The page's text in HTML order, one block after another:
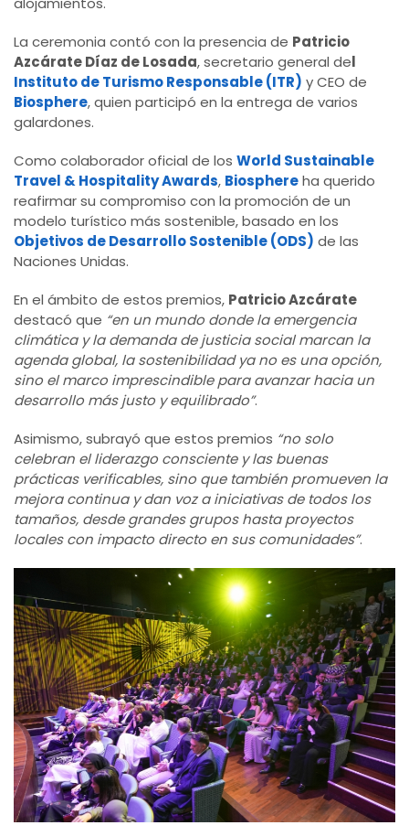
La ceremonia contó con la presencia de Patricio
Azcárate Díaz de Losada, secretario general del
Instituto de Turismo Responsable (ITR) y CEO de
Biosphere, quien participó en la entrega de varios
galardones.
Como colaborador oficial de los World Sustainable
Travel & Hospitality Awards, Biosphereha querido
reafirmar su compromiso con la promoción de un
modelo turístico más sostenible, basado en los
Objetivos de Desarrollo Sostenible (ODS) de las
Naciones Unidas.
En el ámbito de estos premios, Patricio Azcárate
destacó que “en un mundo donde la emergencia
climática y la demanda de justicia social marcan la
agenda global, la sostenibilidad ya no es una opción,
sino el marco imprescindible para avanzar hacia un
desarrollo más justo y equilibrado”.
Asimismo, subrayó que estos premios “no solo
celebran el liderazgo consciente y las buenas
prácticas verificables, sino que también promueven la
mejora continua y dan voz a iniciativas de todos los
tamaños, desde grandes grupos hasta proyectos
locales con impacto directo en sus comunidades”.